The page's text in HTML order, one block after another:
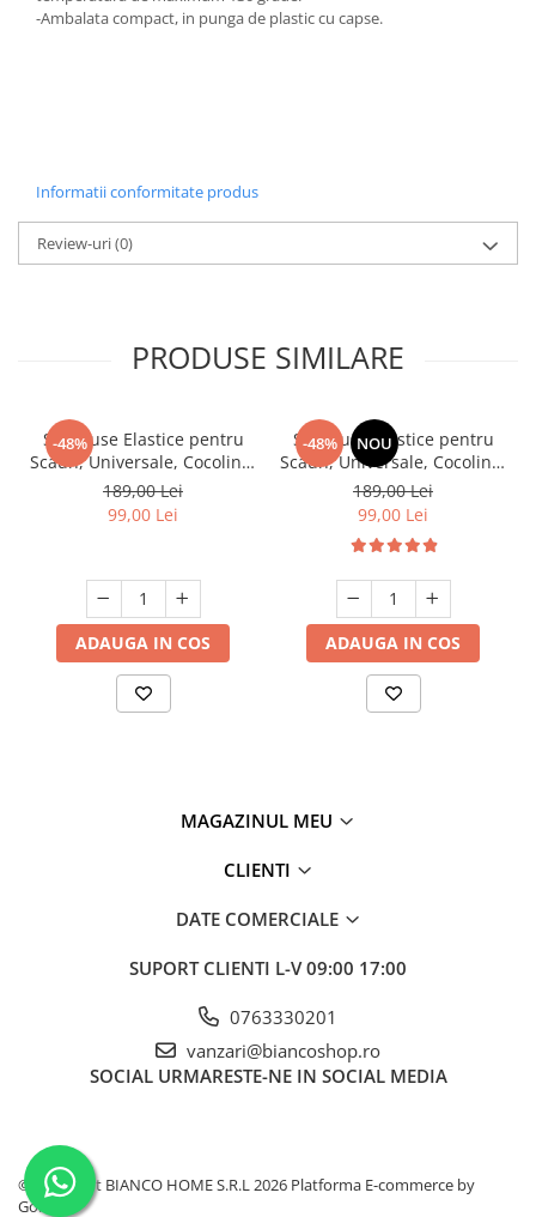
-Ambalata compact, in punga de plastic cu capse.
Informatii conformitate produs
Review-uri(0)
PRODUSE SIMILARE
-48%
Set, Huse Elastice pentru
Scaun, Universale, Cocolino,
6 buc. Maro
189,00 Lei
99,00 Lei
ADAUGA IN COS
-48% NOU
Set, Huse Elastice pentru
Scaun, Universale, Cocolino,
6 buc, Ciocolatiu
189,00 Lei
99,00 Lei
ADAUGA IN COS
MAGAZINUL MEU
CLIENTI
DATE COMERCIALE
SUPORT CLIENTI L-V 09:00 17:00
0763330201
vanzari@biancoshop.ro
SOCIAL URMARESTE-NE IN SOCIAL MEDIA
©Copyright BIANCO HOME S.R.L 2026 Platforma E-commerce by
Gomag